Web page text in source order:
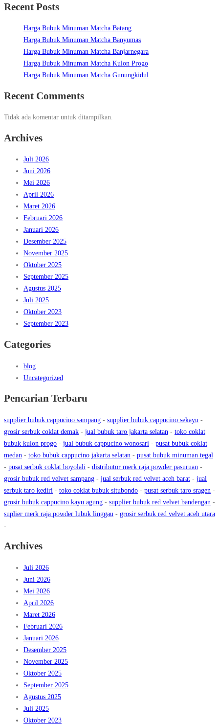
Recent Posts
Harga Bubuk Minuman Matcha Batang
Harga Bubuk Minuman Matcha Banyumas
Harga Bubuk Minuman Matcha Banjarnegara
Harga Bubuk Minuman Matcha Kulon Progo
Harga Bubuk Minuman Matcha Gunungkidul
Recent Comments
Tidak ada komentar untuk ditampilkan.
Archives
Juli 2026
Juni 2026
Mei 2026
April 2026
Maret 2026
Februari 2026
Januari 2026
Desember 2025
November 2025
Oktober 2025
September 2025
Agustus 2025
Juli 2025
Oktober 2023
September 2023
Categories
blog
Uncategorized
Pencarian Terbaru
supplier bubuk cappucino sampang - supplier bubuk cappucino sekayu -
grosir serbuk coklat demak - jual bubuk taro jakarta selatan - toko coklat
bubuk kulon progo - jual bubuk cappucino wonosari - pusat bubuk coklat
medan - toko bubuk cappucino jakarta selatan - pusat bubuk minuman tegal
- pusat serbuk coklat boyolali - distributor merk raja powder pasuruan -
grosir bubuk red velvet sampang - jual serbuk red velvet aceh barat - jual
serbuk taro kediri - toko coklat bubuk situbondo - pusat serbuk taro sragen -
grosir bubuk cappucino kayu agung - supplier bubuk red velvet bandengan -
suplier merk raja powder lubuk linggau - grosir serbuk red velvet aceh utara
-
Archives
Juli 2026
Juni 2026
Mei 2026
April 2026
Maret 2026
Februari 2026
Januari 2026
Desember 2025
November 2025
Oktober 2025
September 2025
Agustus 2025
Juli 2025
Oktober 2023